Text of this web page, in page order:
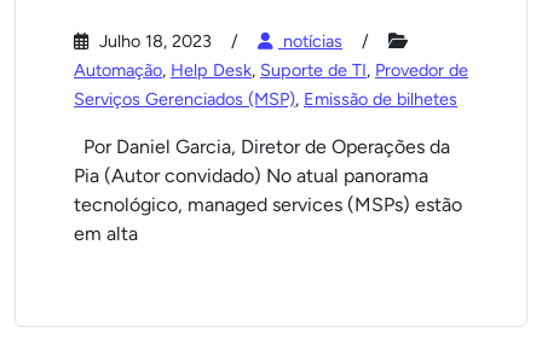
Julho 18, 2023
notícias
Automação, Help Desk, Suporte de TI, Provedor de
Serviços Gerenciados (MSP), Emissão de bilhetes
Por Daniel Garcia, Diretor de Operações da
Pia (Autor convidado) No atual panorama
tecnológico, managed services (MSPs) estão
em alta